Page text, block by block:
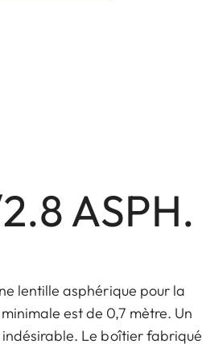
ASPH.
lentille asphérique pour la
est de 0,7 mètre. Un
Le boîtier fabriqué